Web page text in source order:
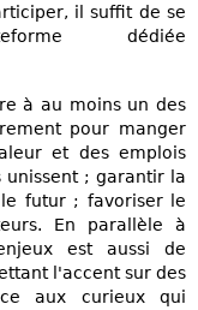
il suffit de se
dédiée
à au moins un des
pour manger
et des emplois
; garantir la
futur ; favoriser le
En parallèle à
est aussi de
l'accent sur des
aux curieux qui